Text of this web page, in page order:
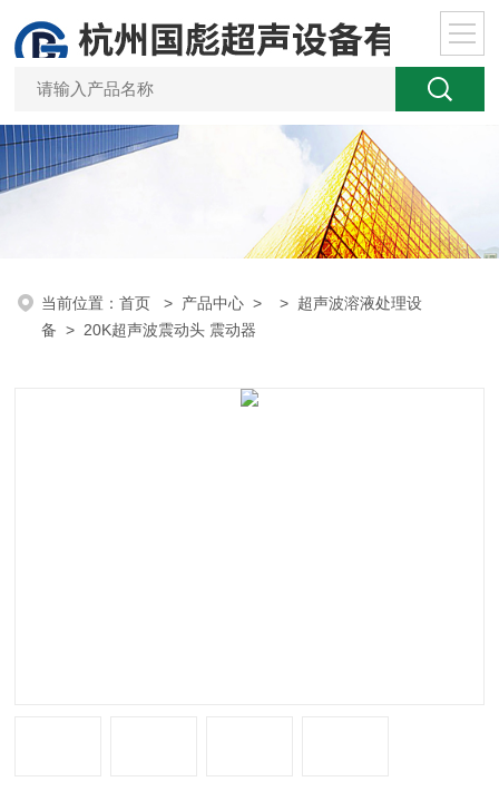
当前位置：首页 > 产品中心 > > 超声波溶液处理设
备 > 20K超声波震动头 震动器